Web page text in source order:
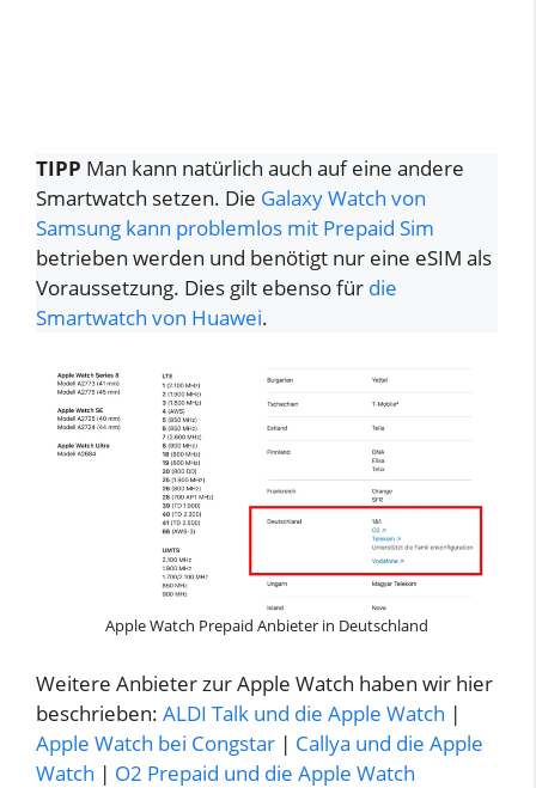
TIPP Man kann natürlich auch auf eine andere
Smartwatch setzen. Die Galaxy Watch von
Samsung kann problemlos mit Prepaid Sim
betrieben werden und benötigt nur eine eSIM als
Voraussetzung. Dies gilt ebenso für die
Smartwatch von Huawei.
Apple Watch Prepaid Anbieter in Deutschland
Weitere Anbieter zur Apple Watch haben wir hier
beschrieben: ALDI Talk und die Apple Watch |
Apple Watch bei Congstar | Callya und die Apple
Watch | O2 Prepaid und die Apple Watch